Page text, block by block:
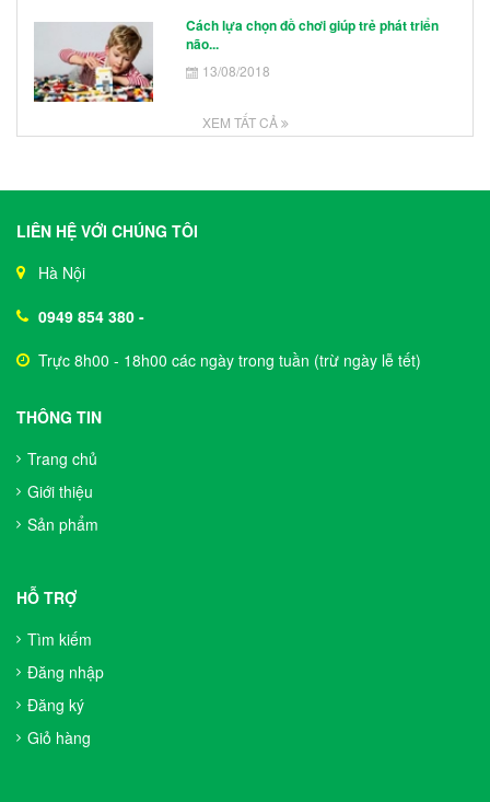
Cách lựa chọn đồ chơi giúp trẻ phát triển
não...
13/08/2018
XEM TẤT CẢ
LIÊN HỆ VỚI CHÚNG TÔI
Hà Nội
0949 854 380 -
Trực 8h00 - 18h00 các ngày trong tuần (trừ ngày lễ tết)
THÔNG TIN
Trang chủ
Giới thiệu
Sản phẩm
HỖ TRỢ
Tìm kiếm
Đăng nhập
Đăng ký
Giỏ hàng